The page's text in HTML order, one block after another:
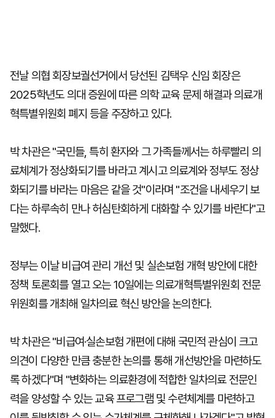
전날 의협 회장보궐선거에서 당선된 김택우 신임 회장은
2025학년도 의대 증원에 따른 의학 교육 문제 해결과 의료개
혁특별위원회 폐지 등을 주장하고 있다.
박 차관은 "국민들, 특히 환자와 그 가족들께서는 하루빨리 의
료체계가 정상화되기를 바라고 계시고 의료계와 정부도 정상
화되기를 바라는 마음은 같을 것"이라며 "조건을 내세우기 보
다는 하루속히 만나 허심탄회하게 대화할 수 있기를 바란다"고
말했다.
정부는 이날 비급여 관리 개선 및 실손보험 개혁 방안에 대한
정책 토론회를 열고 오는 10일에는 의료개혁특별위원회 전문
위원회를 개최해 일차의료 혁신 방안을 논의한다.
박 차관은 "비급여·실손보험 개편에 대해 국민적 관심이 크고
의견이 다양한 만큼 충분한 논의를 통해 개선방안을 마련하도
록 하겠다"며 "변화하는 의료환경에 적합한 일차의료 전문인
력을 양성할 수 있는 교육 프로그램 및 수련체계를 마련하고